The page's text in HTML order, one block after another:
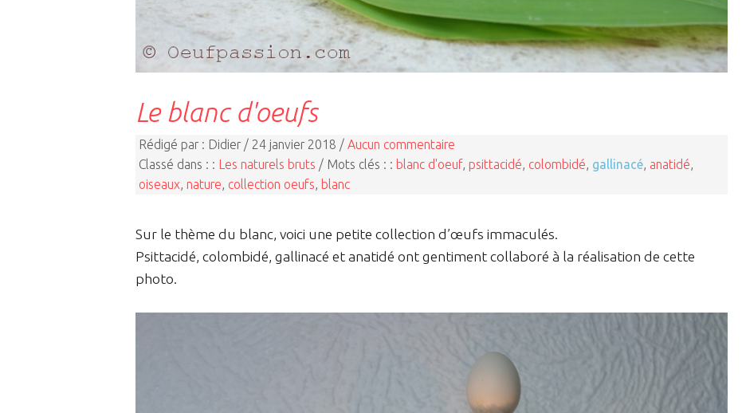
Le blanc d'oeufs
Rédigé par : Didier / 24 janvier 2018 / Aucun commentaire
Classé dans : : Les naturels bruts / Mots clés : : blanc d'oeuf, psittacidé, colombidé, gallinacé, anatidé,
oiseaux, nature, collection oeufs, blanc
Sur le thème du blanc, voici une petite collection d’œufs immaculés.
Psittacidé, colombidé, gallinacé et anatidé ont gentiment collaboré à la réalisation de cette
photo.